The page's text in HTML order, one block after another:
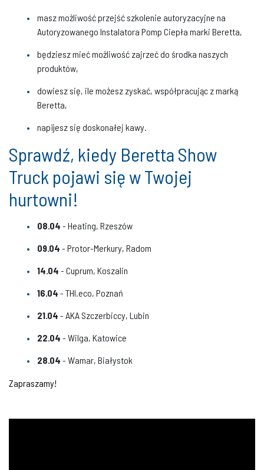
masz możliwość przejść szkolenie autoryzacyjne na
Autoryzowanego Instalatora Pomp Ciepła marki Beretta,
będziesz mieć możliwość zajrzeć do środka naszych
produktów,
dowiesz się, ile możesz zyskać, współpracując z marką
Beretta,
napijesz się doskonałej kawy.
Sprawdź, kiedy Beretta Show
Truck pojawi się w Twojej
hurtowni!
08.04 - Heating, Rzeszów
09.04 - Protor-Merkury, Radom
14.04 - Cuprum, Koszalin
16.04 - THI.eco, Poznań
21.04 - AKA Szczerbiccy, Lubin
22.04 - Wilga, Katowice
28.04 - Wamar, Białystok
Zapraszamy!